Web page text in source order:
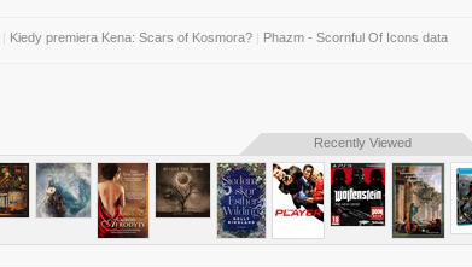
Kiedy premiera Kena: Scars of Kosmora? Phazm - Scornful Of Icons data
Recently Viewed